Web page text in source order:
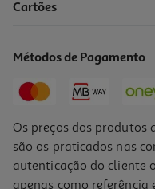
Price reduced from
61,99 €to
Promoção
Cartões
Métodos de Pagamento
Os preços dos produtos
são os praticados nas
autenticação do cliente
apenas como